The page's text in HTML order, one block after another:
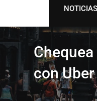
NOTICIAS
con Uber